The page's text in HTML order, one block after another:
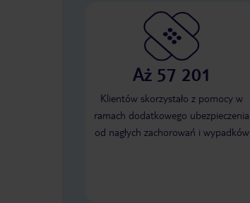
Aż 57 201
Klientów skorzystało z pomocy w
ramach dodatkowego ubezpieczenia
od nagłych zachorowań i wypadków